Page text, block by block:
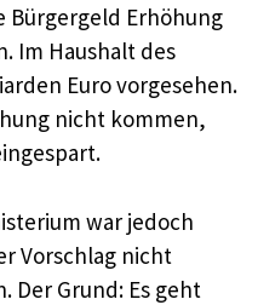
Bürgergeld Erhöhung
Im Haushalt des
Euro vorgesehen.
nicht kommen,
war jedoch
Vorschlag nicht
Der Grund: Es geht